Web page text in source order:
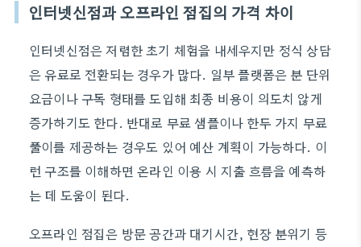
인터넷신점과 오프라인 점집의 가격 차이
인터넷신점은 저렴한 초기 체험을 내세우지만 정식 상담
은 유료로 전환되는 경우가 많다. 일부 플랫폼은 분 단위
요금이나 구독 형태를 도입해 최종 비용이 의도치 않게
증가하기도 한다. 반대로 무료 샘플이나 한두 가지 무료
풀이를 제공하는 경우도 있어 예산 계획이 가능하다. 이
런 구조를 이해하면 온라인 이용 시 지출 흐름을 예측하
는 데 도움이 된다.
오프라인 점집은 방문 공간과 대기시간, 현장 분위기 등